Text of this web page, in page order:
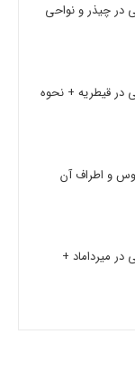
چیذر و نواحی
قیطریه + نحوه
و اطراف آن
میرداماد +